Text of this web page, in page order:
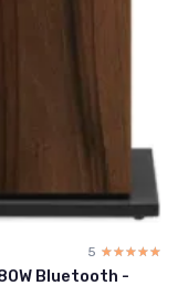
5 ☆☆☆☆☆
★★★★★
Bluetooth -